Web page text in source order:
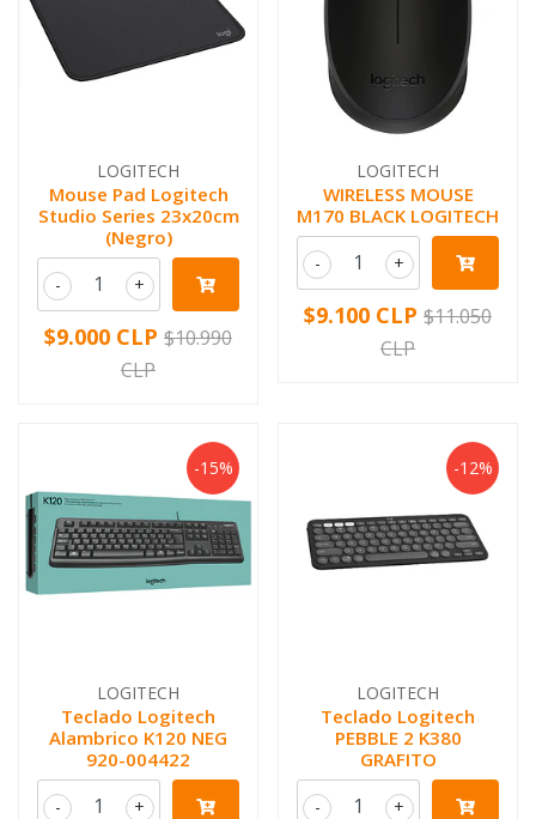
LOGITECH
Mouse Pad Logitech
Studio Series 23x20cm
(Negro)
+
-
$9.000 CLP $10.990
CLP
LOGITECH
WIRELESS MOUSE
M170 BLACK LOGITECH
+
-
$9.100 CLP $11.050
CLP
-15%
LOGITECH
Teclado Logitech
Alambrico K120 NEG
920-004422
+
-
-12%
LOGITECH
Teclado Logitech
PEBBLE 2 K380
GRAFITO
+
-